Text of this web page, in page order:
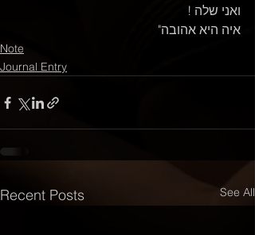
ואני שלה !
איה היא אהובה"
Note
Journal Entry
Recent Posts See All